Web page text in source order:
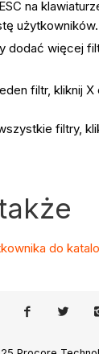
na
użytkowników.
dodać więcej
filtr, kliknij X
filtry,
do